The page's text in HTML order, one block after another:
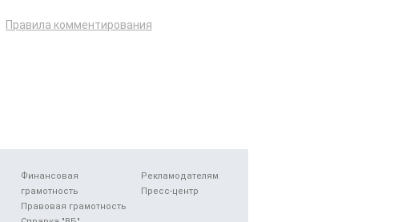
Правила комментирования
Финансовая
грамотность
Правовая грамотность
Рекламодателям
Пресс-центр